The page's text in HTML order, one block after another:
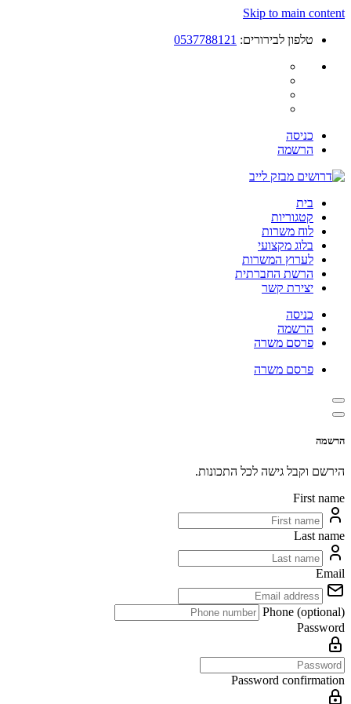
Skip to main content
טלפון לבירורים: 0537788121
כניסה
הרשמה
בית
קטגוריות
לוח משרות
בלוג מקצועי
לערוץ המשרות
הרשת החברתית
יצירת קשר
כניסה
הרשמה
פרסם משרה
פרסם משרה
הרשמה
הירשם וקבל גישה לכל התכונות.
First name
Last name
Email
Phone (optional)
Password
Password confirmation